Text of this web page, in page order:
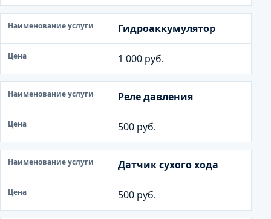
Гидроаккумулятор
1 000 руб.
Реле давления
500 руб.
Датчик сухого хода
500 руб.